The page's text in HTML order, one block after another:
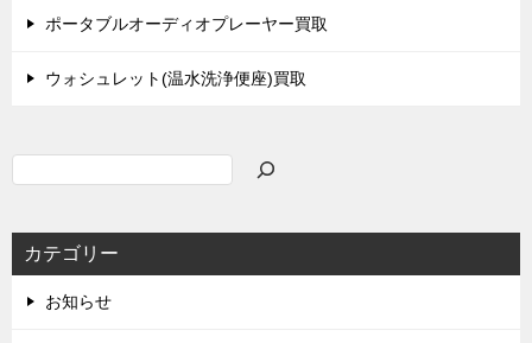
ポータブルオーディオプレーヤー買取
ウォシュレット(温水洗浄便座)買取
カテゴリー
お知らせ